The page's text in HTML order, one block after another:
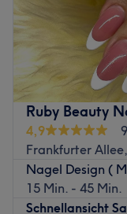
Ruby Beauty
4,9
Frankfurter
Nagel Design (
15 Min. - 45 Min.
Schnellansicht